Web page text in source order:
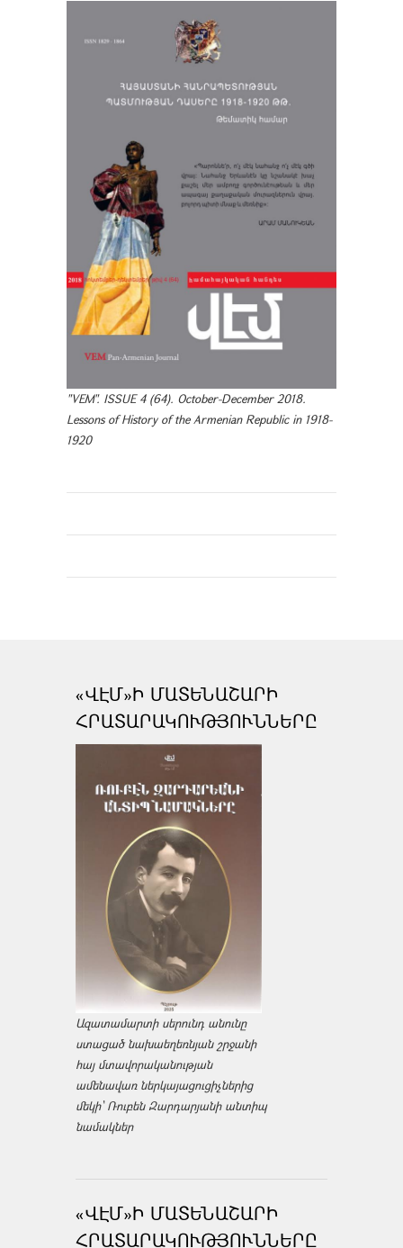
"VEM". ISSUE 4 (64). October-December 2018.
Lessons of History of the Armenian Republic in 1918-
1920
«ՎԷՄ»Ի ՄԱՏԵՆԱՇԱՐԻ
ՀՐԱՏԱՐԱԿՈՒԹՅՈՒՆՆԵՐԸ
Ազատամարտի սերունդ անունը
ստացած նախաեղեռնյան շրջանի
հայ մտավորականության
ամենավառ ներկայացուցիչներից
մեկի՝ Ռուբեն Զարդարյանի անտիպ
նամակներ
«ՎԷՄ»Ի ՄԱՏԵՆԱՇԱՐԻ
ՀՐԱՏԱՐԱԿՈՒԹՅՈՒՆՆԵՐԸ